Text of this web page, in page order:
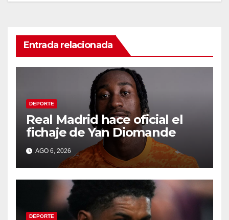
Entrada relacionada
DEPORTE
Real Madrid hace oficial el
fichaje de Yan Diomande
AGO 6, 2026
DEPORTE